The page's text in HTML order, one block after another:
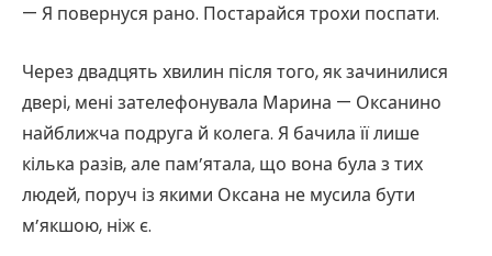
— Я повернуся рано. Постарайся трохи поспати.
Через двадцять хвилин після того, як зачинилися
двері, мені зателефонувала Марина — Оксанино
найближча подруга й колега. Я бачила її лише
кілька разів, але пам’ятала, що вона була з тих
людей, поруч із якими Оксана не мусила бути
м’якшою, ніж є.